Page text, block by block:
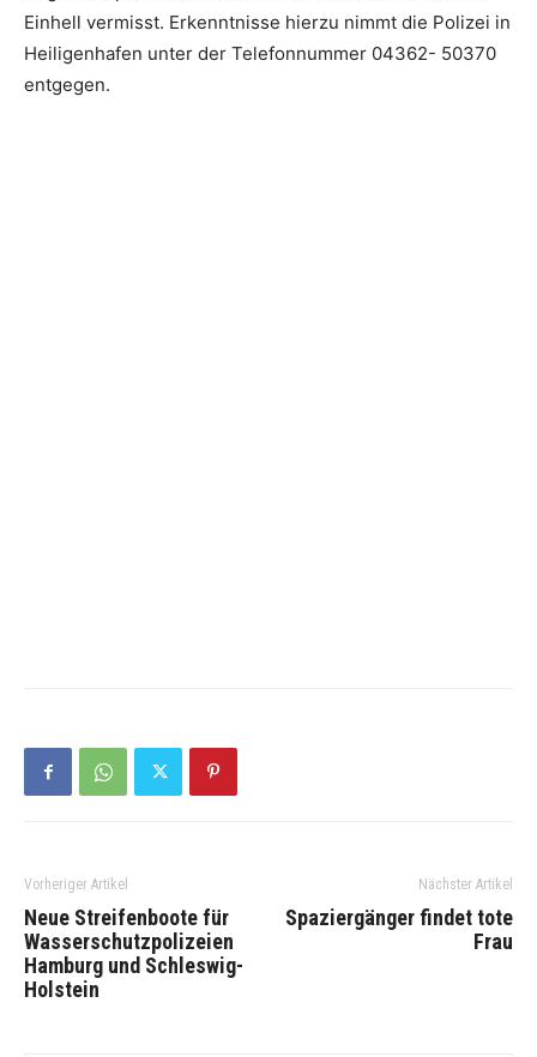
Einhell vermisst. Erkenntnisse hierzu nimmt die Polizei in
Heiligenhafen unter der Telefonnummer 04362- 50370
entgegen.
Vorheriger Artikel
Neue Streifenboote für
Wasserschutzpolizeien
Hamburg und Schleswig-
Holstein
Nächster Artikel
Spaziergänger findet tote
Frau